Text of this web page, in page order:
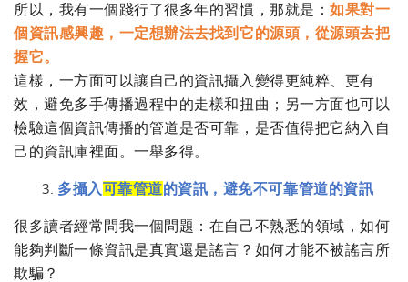
所以，我有一個踐行了很多年的習慣，那就是：如果對一
個資訊感興趣，一定想辦法去找到它的源頭，從源頭去把
握它。
這樣，一方面可以讓自己的資訊攝入變得更純粹、更有
效，避免多手傳播過程中的走樣和扭曲；另一方面也可以
檢驗這個資訊傳播的管道是否可靠，是否值得把它納入自
己的資訊庫裡面。一舉多得。
多攝入可靠管道的資訊，避免不可靠管道的資訊
很多讀者經常問我一個問題：在自己不熟悉的領域，如何
能夠判斷一條資訊是真實還是謠言？如何才能不被謠言所
欺騙？